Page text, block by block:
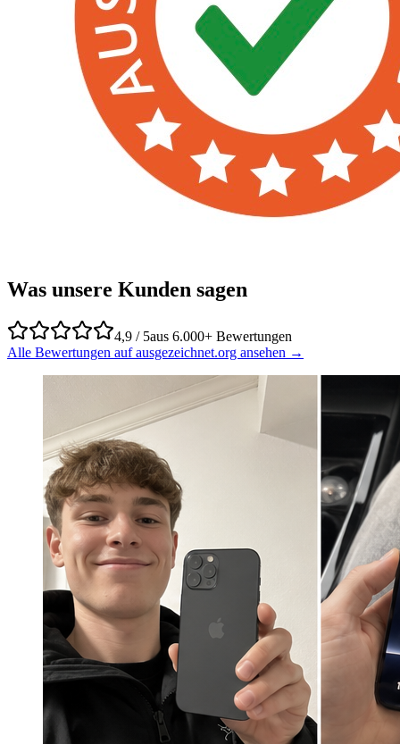
Was unsere Kunden sagen
4,9 / 5aus 6.000+ Bewertungen
Alle Bewertungen auf ausgezeichnet.org ansehen →